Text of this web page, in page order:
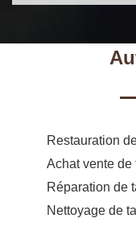
Restauration
Achat vente
Réparation de
Nettoyage de